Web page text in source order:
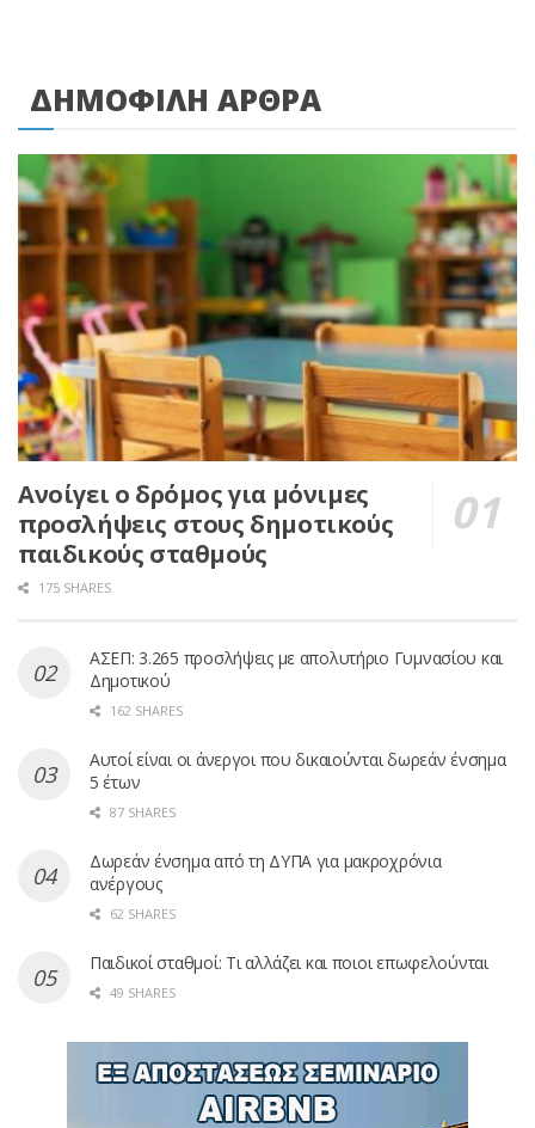
ΔΗΜΟΦΙΛΗ ΑΡΘΡΑ
Ανοίγει ο δρόμος για μόνιμες
προσλήψεις στους δημοτικούς
παιδικούς σταθμούς
175 SHARES
ΑΣΕΠ: 3.265 προσλήψεις με απολυτήριο Γυμνασίου και
Δημοτικού
162 SHARES
Αυτοί είναι οι άνεργοι που δικαιούνται δωρεάν ένσημα
5 έτων
87 SHARES
Δωρεάν ένσημα από τη ΔΥΠΑ για μακροχρόνια
ανέργους
62 SHARES
Παιδικοί σταθμοί: Τι αλλάζει και ποιοι επωφελούνται
49 SHARES